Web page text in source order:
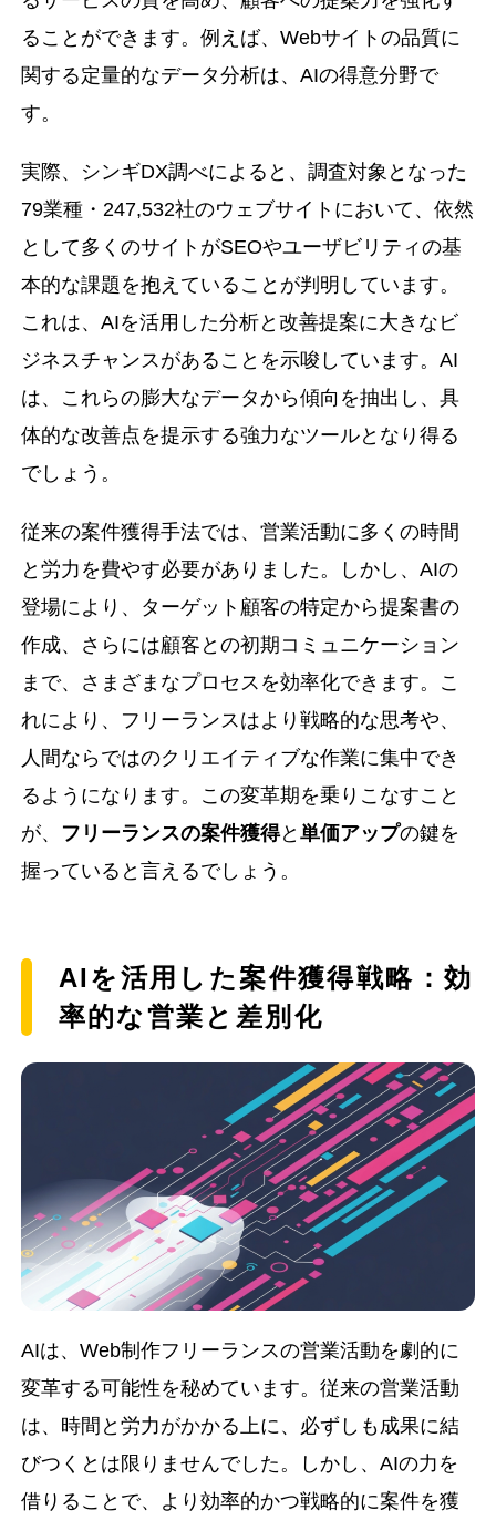
ることができます。例えば、Webサイトの品質に
関する定量的なデータ分析は、AIの得意分野で
す。
実際、シンギDX調べによると、調査対象となった
79業種・247,532社のウェブサイトにおいて、依然
として多くのサイトがSEOやユーザビリティの基
本的な課題を抱えていることが判明しています。
これは、AIを活用した分析と改善提案に大きなビ
ジネスチャンスがあることを示唆しています。AI
は、これらの膨大なデータから傾向を抽出し、具
体的な改善点を提示する強力なツールとなり得る
でしょう。
従来の案件獲得手法では、営業活動に多くの時間
と労力を費やす必要がありました。しかし、AIの
登場により、ターゲット顧客の特定から提案書の
作成、さらには顧客との初期コミュニケーション
まで、さまざまなプロセスを効率化できます。こ
れにより、フリーランスはより戦略的な思考や、
人間ならではのクリエイティブな作業に集中でき
るようになります。この変革期を乗りこなすこと
が、 フリーランスの案件獲得と単価アップの鍵を
握っていると言えるでしょう。
AIを活用した案件獲得戦略：効
率的な営業と差別化
AIは、Web制作フリーランスの営業活動を劇的に
変革する可能性を秘めています。従来の営業活動
は、時間と労力がかかる上に、必ずしも成果に結
びつくとは限りませんでした。しかし、AIの力を
借りることで、より効率的かつ戦略的に案件を獲